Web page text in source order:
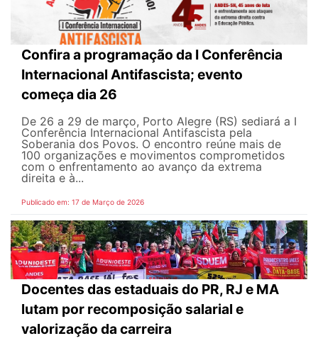
Confira a programação da I Conferência
Internacional Antifascista; evento
começa dia 26
De 26 a 29 de março, Porto Alegre (RS) sediará a I
Conferência Internacional Antifascista pela
Soberania dos Povos. O encontro reúne mais de
100 organizações e movimentos comprometidos
com o enfrentamento ao avanço da extrema
direita e à...
Publicado em: 17 de Março de 2026
Docentes das estaduais do PR, RJ e MA
lutam por recomposição salarial e
valorização da carreira